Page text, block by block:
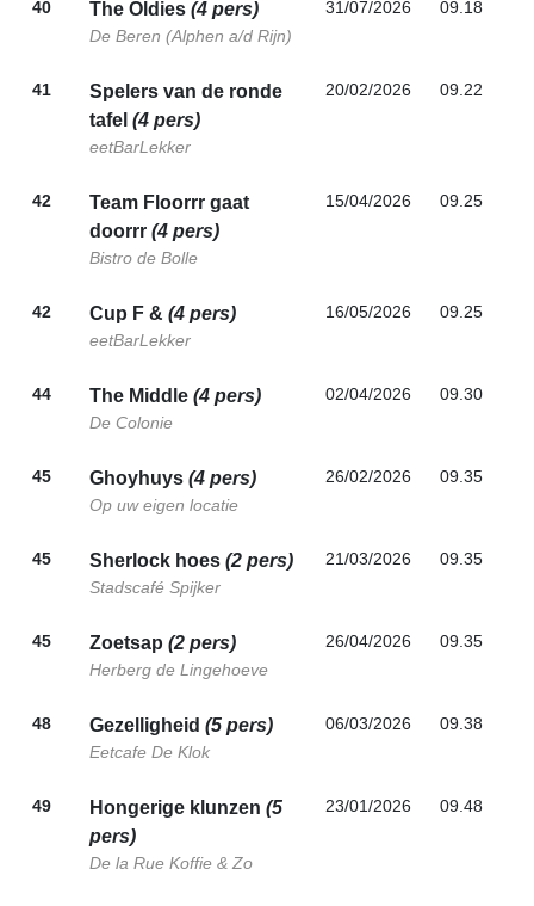
40 The Oldies (4 pers)
De Beren (Alphen a/d Rijn)
31/07/2026 09.18
41
Spelers van de ronde
tafel (4 pers)
eetBarLekker
20/02/2026 09.22
42
Team Floorrr gaat
doorrr (4 pers)
Bistro de Bolle
15/04/2026 09.25
42 Cup F & (4 pers)
eetBarLekker
16/05/2026 09.25
44 The Middle (4 pers)
De Colonie
02/04/2026 09.30
45 Ghoyhuys (4 pers)
Op uw eigen locatie
26/02/2026 09.35
45 Sherlock hoes (2 pers)
Stadscafé Spijker
21/03/2026 09.35
45 Zoetsap (2 pers)
Herberg de Lingehoeve
26/04/2026 09.35
48 Gezelligheid (5 pers)
Eetcafe De Klok
06/03/2026 09.38
49 Hongerige klunzen (5
pers)
De la Rue Koffie & Zo
23/01/2026 09.48